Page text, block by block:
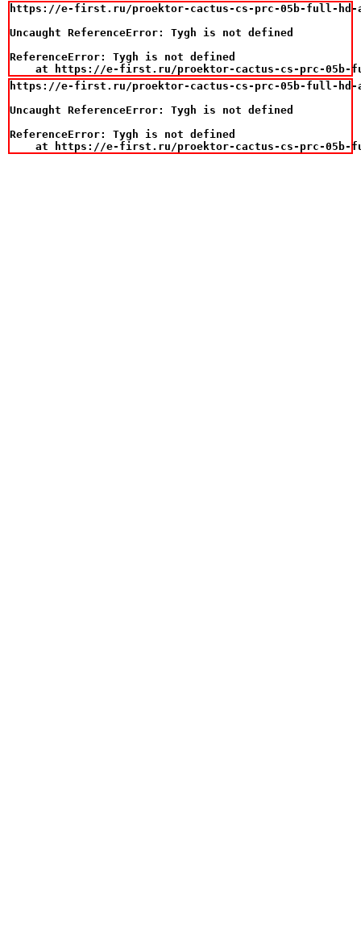
https://e-first.ru/proektor-cactus-cs-prc-05b-full-hd-a-
Uncaught ReferenceError: Tygh is not defined
ReferenceError: Tygh is not defined
at https://e-first.ru/proektor-cactus-cs-prc-
https://e-first.ru/proektor-cactus-cs-prc-05b-full-hd-a-
Uncaught ReferenceError: Tygh is not defined
ReferenceError: Tygh is not defined
at https://e-first.ru/proektor-cactus-cs-prc-